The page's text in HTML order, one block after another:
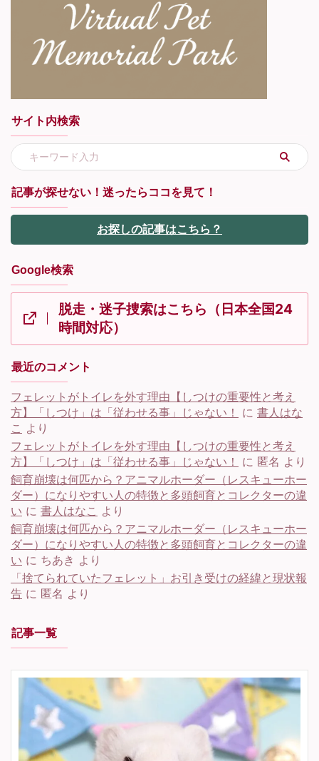
サイト内検索
記事が探せない！迷ったらココを見て！
お探しの記事はこちら？
Google検索
脱走・迷子捜索はこちら（日本全国24
時間対応）
最近のコメント
フェレットがトイレを外す理由【しつけの重要性と考え
方】「しつけ」は「従わせる事」じゃない！
に 書人はな
こ より
フェレットがトイレを外す理由【しつけの重要性と考え
方】「しつけ」は「従わせる事」じゃない！
に 匿名 より
飼育崩壊は何匹から？アニマルホーダー（レスキューホー
ダー）になりやすい人の特徴と多頭飼育とコレクターの違
い に 書人はなこ より
飼育崩壊は何匹から？アニマルホーダー（レスキューホー
ダー）になりやすい人の特徴と多頭飼育とコレクターの違
い に ちあき より
「捨てられていたフェレット」お引き受けの経緯と現状報
告 に 匿名 より
記事一覧